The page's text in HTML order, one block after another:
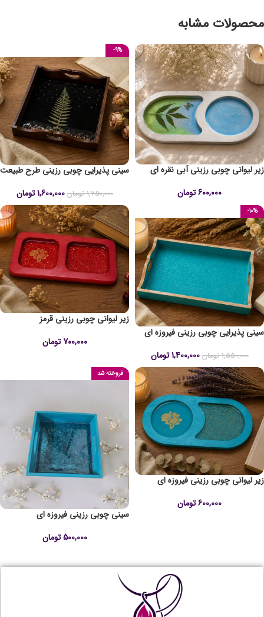
محصولات مشابه
زیر لیوانی چوبی رزینی آبی نقره ای
600,000تومان
-9%
سینی پذیرایی چوبی رزینی طرح طبیعت
1,750,000 تومان 1,600,000 تومان
-10%
سینی پذیرایی چوبی رزینی فیروزه ای
1,550,000 تومان 1,400,000 تومان
زیر لیوانی چوبی رزینی قرمز
700,000 تومان
زیر لیوانی چوبی رزینی فیروزه ای
600,000تومان
فروخته شد
سینی چوبی رزینی فیروزه ای
500,000 تومان